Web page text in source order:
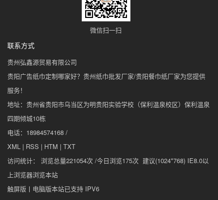
微信扫一扫
联系方式
贵州弘鑫源贸易有限公司
贵阳广告纸巾定制哪家好？贵州纸巾批发厂家/贵阳餐巾纸厂家为您提供
服务！
地址：贵州省贵阳市乌当区为明贵阳实验学校（保利温泉校区）保利温泉
四期倾城10栋
电话：18984574168 /
XML | RSS | HTM | TXT
访问统计： 浏览总量221054次 /今日浏览175次 建议(1024*768) IE8.0以
上浏览器浏览本站
触屏版 丨 电脑版本站已支持 IPV6